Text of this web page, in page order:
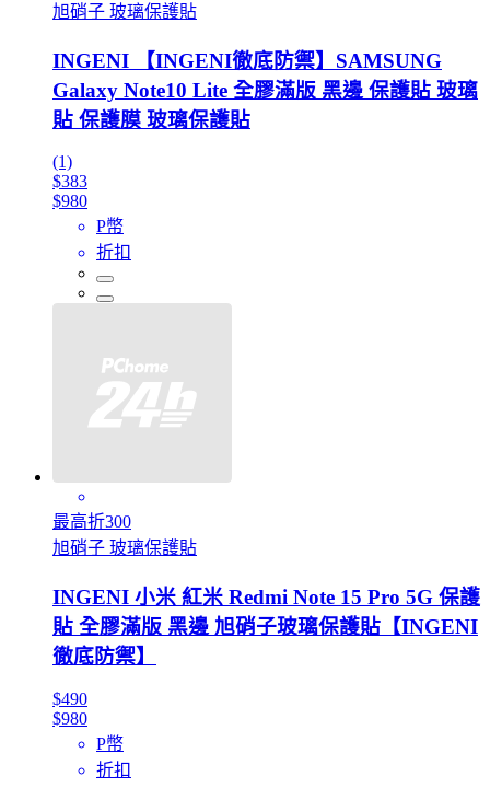
旭硝子 玻璃保護貼
INGENI 【INGENI徹底防禦】SAMSUNG
Galaxy Note10 Lite 全膠滿版 黑邊 保護貼 玻璃
貼 保護膜 玻璃保護貼
(1)
$383
$980
P幣
折扣
最高折300
旭硝子 玻璃保護貼
INGENI 小米 紅米 Redmi Note 15 Pro 5G 保護
貼 全膠滿版 黑邊 旭硝子玻璃保護貼【INGENI
徹底防禦】
$490
$980
P幣
折扣